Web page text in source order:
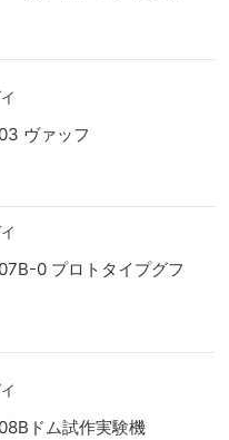
ヴァッフ
0 プロトタイプグフ
ドム試作実験機